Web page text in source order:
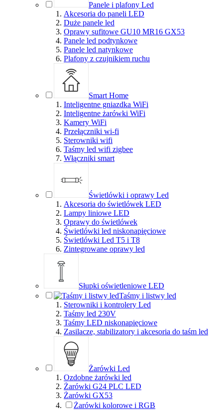
Panele i plafony Led
Akcesoria do paneli LED
Duże panele led
Oprawy sufitowe GU10 MR16 GX53
Panele led podtynkowe
Panele led natynkowe
Plafony z czujnikiem ruchu
Smart Home
Inteligentne gniazdka WiFi
Inteligentne żarówki WiFi
Kamery WiFi
Przełączniki wi-fi
Sterowniki wifi
Taśmy led wifi zigbee
Włączniki smart
Świetlówki i oprawy Led
Akcesoria do świetlówek LED
Lampy liniowe LED
Oprawy do świetlówek
Świetlówki led niskonapięciowe
Świetlówki Led T5 i T8
Zintegrowane oprawy led
Słupki oświetleniowe LED
Taśmy i listwy led
Sterowniki i kontrolery Led
Taśmy led 230V
Taśmy LED niskonapięciowe
Zasilacze, stabilizatory i akcesoria do taśm led
Żarówki Led
Ozdobne żarówki led
Żarówki G24 PLC LED
Żarówki GX53
Żarówki kolorowe i RGB